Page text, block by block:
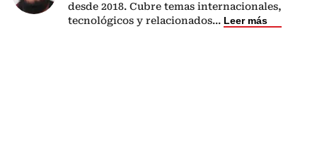
desde 2018. Cubre temas internacionales,
tecnológicos y relacionados... Leer más